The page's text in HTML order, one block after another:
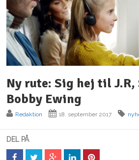
Ny rute: Sig hej til J.R,
Bobby Ewing
Redaktion 18. september 2017
DEL PÅ